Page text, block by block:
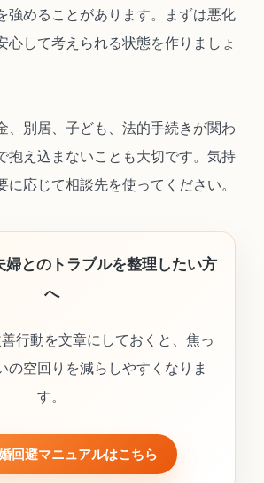
強めることがあります。まずは悪化
心して考えられる状態を作りましょ
、別居、子ども、法的手続きが関わ
抱え込まないことも大切です。気持
応じて相談先を使ってください。
婦とのトラブルを整理したい方
へ
行動を文章にしておくと、焦っ
の空回りを減らしやすくなりま
す。
回避マニュアルはこちら